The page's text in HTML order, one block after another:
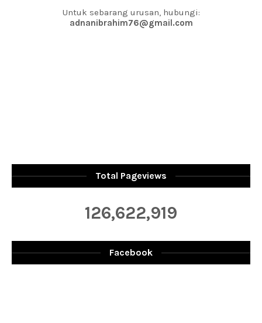
Untuk sebarang urusan, hubungi:
adnanibrahim76@gmail.com
Total Pageviews
126,622,919
Facebook